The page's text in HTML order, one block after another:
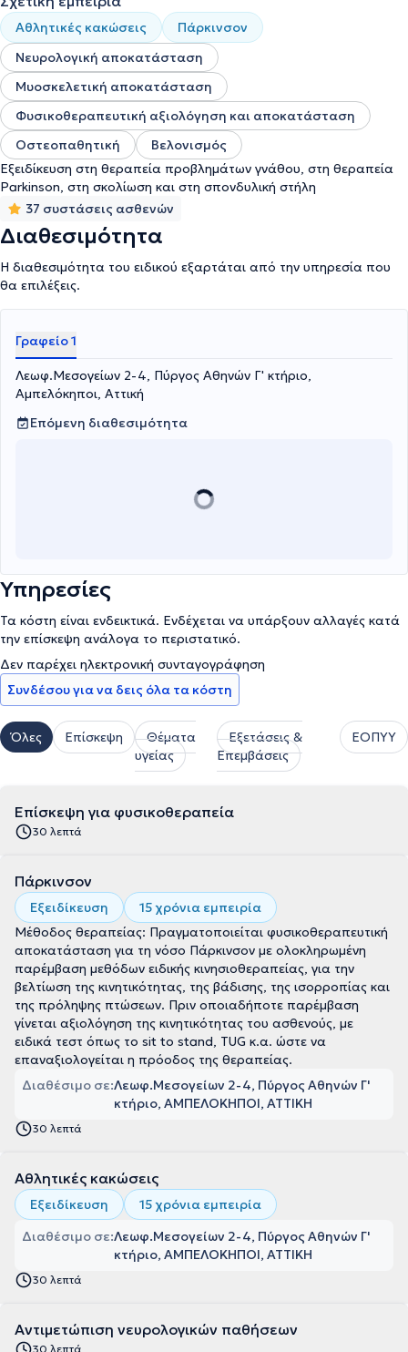
''ΕΠΙΚΟΥΡΟΣ-κίνηση'' καθώς διαθέτει πολυετη εμπειρία στην
αποκατάσταση ασθενών με τη συγκεκριμένη νόσο. Ακόμη,
διαθέτει πιστοποίηση σε τεχνικές manual therapy και τεχνικές
χειροπρακτικής Maitland και Ackermann για αξιολόγηση και
θεραπεία μυοσκελετικών προβλημάτων σε όλο το σώμα. Τέλος,
είναι αξιοσημείωτη η κλινική της εμπειρία καθώς έχει εργαστεί σε
πολυάριθμες κλινικές και νοσοκομεία όπως το Πανεπιστημιακό
Νοσοκομείο Πατρών, Γενικό Κρατικό Νίκαιας, ΙΑΣΩ General
Hospital και Λευκός Σταυρός Αθηνών.
Αθλητικές κακώσεις
Πάρκινσον
Νευρολογική αποκατάσταση
Μυοσκελετική αποκατάσταση
Φυσικοθεραπευτική αξιολόγηση και αποκατάσταση
Οστεοπαθητική
Βελονισμός
Εξειδίκευση στη θεραπεία προβλημάτων γνάθου, στη θεραπεία
Parkinson, στη σκολίωση και στη σπονδυλική στήλη
37 συστάσεις ασθενών
Διαθεσιμότητα
Η διαθεσιμότητα του ειδικού εξαρτάται από την υπηρεσία που
θα επιλέξεις.
Γραφείο 1
Λεωφ.Μεσογείων 2-4, Πύργος Αθηνών Γ' κτήριο,
Αμπελόκηποι, Αττική
Επόμενη διαθεσιμότητα
Υπηρεσίες
Τα κόστη είναι ενδεικτικά. Ενδέχεται να υπάρξουν αλλαγές κατά
την επίσκεψη ανάλογα το περιστατικό.
Δεν παρέχει ηλεκτρονική συνταγογράφηση
Συνδέσου για να δεις όλα τα κόστη
Όλες Επίσκεψη
Θέματα
υγείας
Εξετάσεις &
Επεμβάσεις
ΕΟΠΥΥ
Επίσκεψη για φυσικοθεραπεία
30 λεπτά
Πάρκινσον
Εξειδίκευση
15 χρόνια εμπειρία
Μέθοδος θεραπείας: Πραγματοποιείται φυσικοθεραπευτική
αποκατάσταση για τη νόσο Πάρκινσον με ολοκληρωμένη
παρέμβαση μεθόδων ειδικής κινησιοθεραπείας, για την
βελτίωση της κινητικότητας, της βάδισης, της ισορροπίας και
της πρόληψης πτώσεων. Πριν οποιαδήποτε παρέμβαση
γίνεται αξιολόγηση της κινητικότητας του ασθενούς, με
ειδικά τεστ όπως το sit to stand, TUG κ.α. ώστε να
επαναξιολογείται η πρόοδος της θεραπείας.
Διαθέσιμο σε:Λεωφ.Μεσογείων 2-4, Πύργος Αθηνών Γ'
κτήριο, ΑΜΠΕΛΟΚΗΠΟΙ, ΑΤΤΙΚΗ
30 λεπτά
Αθλητικές κακώσεις
Εξειδίκευση
15 χρόνια εμπειρία
Διαθέσιμο σε:Λεωφ.Μεσογείων 2-4, Πύργος Αθηνών Γ'
κτήριο, ΑΜΠΕΛΟΚΗΠΟΙ, ΑΤΤΙΚΗ
30 λεπτά
Αντιμετώπιση νευρολογικών παθήσεων
30 λεπτά